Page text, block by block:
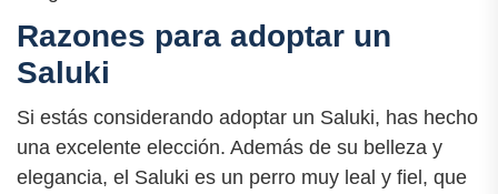
Razones para adoptar un
Saluki
Si estás considerando adoptar un Saluki, has hecho
una excelente elección. Además de su belleza y
elegancia, el Saluki es un perro muy leal y fiel, que